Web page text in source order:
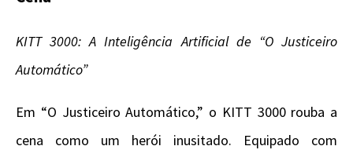
KITT 3000: A Inteligência Artificial de “O Justiceiro
Automático”
Em “O Justiceiro Automático,” o KITT 3000 rouba a
cena como um herói inusitado. Equipado com